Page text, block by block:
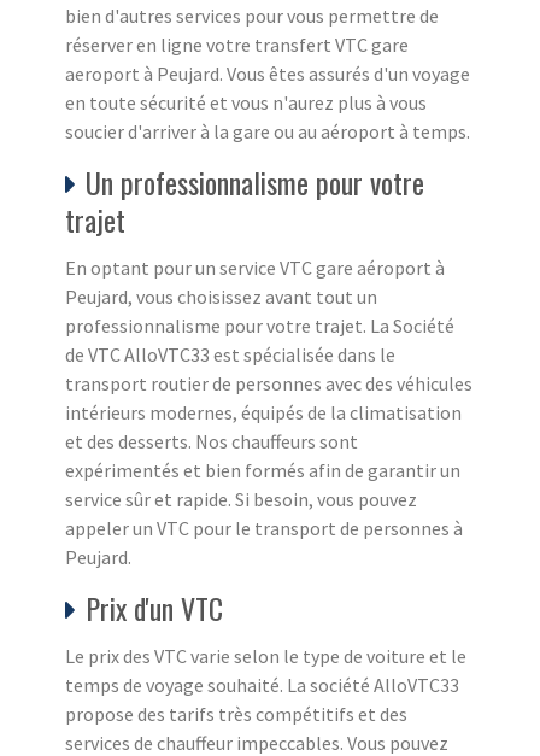
bien d'autres services pour vous permettre de
réserver en ligne votre transfert VTC gare
aeroport à Peujard. Vous êtes assurés d'un voyage
en toute sécurité et vous n'aurez plus à vous
soucier d'arriver à la gare ou au aéroport à temps.
Un professionnalisme pour votre
trajet
En optant pour un service VTC gare aéroport à
Peujard, vous choisissez avant tout un
professionnalisme pour votre trajet. La Société
de VTC AlloVTC33 est spécialisée dans le
transport routier de personnes avec des véhicules
intérieurs modernes, équipés de la climatisation
et des desserts. Nos chauffeurs sont
expérimentés et bien formés afin de garantir un
service sûr et rapide. Si besoin, vous pouvez
appeler un VTC pour le transport de personnes à
Peujard.
Prix d'un VTC
Le prix des VTC varie selon le type de voiture et le
temps de voyage souhaité. La société AlloVTC33
propose des tarifs très compétitifs et des
services de chauffeur impeccables. Vous pouvez